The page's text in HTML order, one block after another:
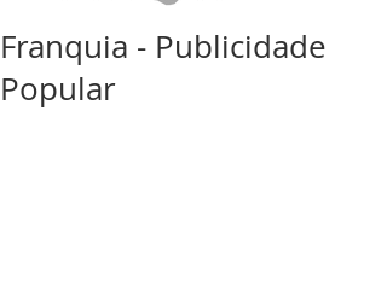
Franquia - Publicidade
Popular